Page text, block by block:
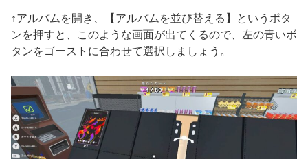
↑アルバムを開き、【アルバムを並び替える】というボタ
ンを押すと、このような画面が出てくるので、左の青いボ
タンをゴーストに合わせて選択しましょう。